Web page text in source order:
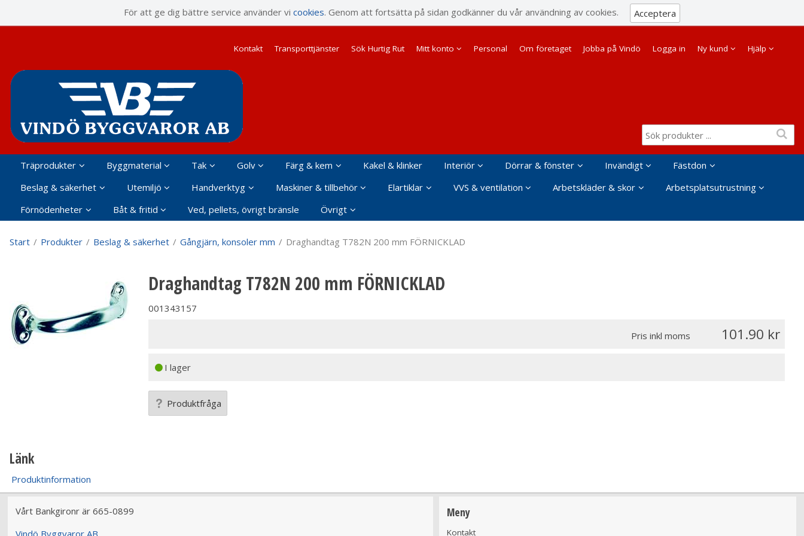
För att ge dig bättre service använder vi cookies. Genom att fortsätta på sidan godkänner du vår användning av cookies. Acceptera
Kontakt Transporttjänster Sök Hurtig Rut Mitt konto Personal Om företaget Jobba på Vindö Logga in Ny kund
Företag
Privat
Hjälp
Träprodukter Byggmaterial Tak Golv Färg & kem Kakel & klinker Interiör Dörrar & fönster Invändigt
Fästdon
Beslag & säkerhet
Utemiljö Handverktyg Maskiner & tillbehör Elartiklar VVS & ventilation Arbetskläder & skor
Arbetsplatsutrustning
Förnödenheter
Båt & fritid Ved, pellets, övrigt bränsle Övrigt
Start / Produkter / Beslag & säkerhet / Gångjärn, konsoler mm / Draghandtag T782N 200 mm FÖRNICKLAD
Draghandtag T782N 200 mm FÖRNICKLAD
001343157
Pris inkl moms 101.90
I lager
Produktfråga
Länk
Produktinformation
Vårt Bankgironr är 665-0899
Meny
Kontakt